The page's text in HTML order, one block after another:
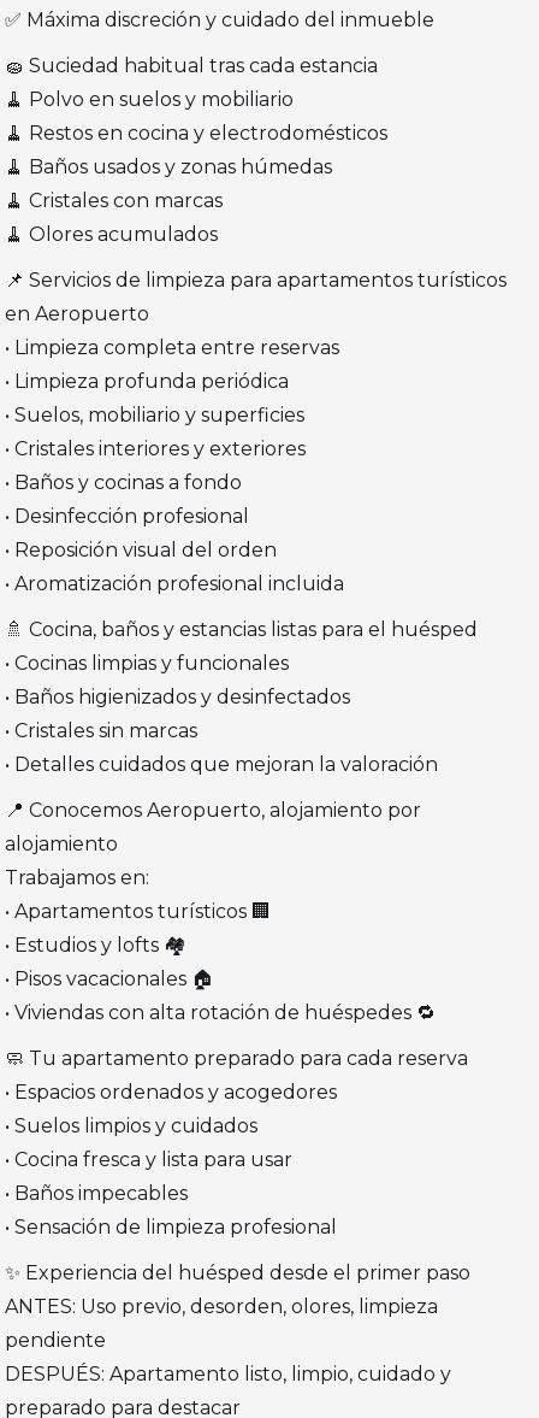
✅ Máxima discreción y cuidado del inmueble
🧽 Suciedad habitual tras cada estancia
🧹 Polvo en suelos y mobiliario
🧹 Restos en cocina y electrodomésticos
🧹 Baños usados y zonas húmedas
🧹 Cristales con marcas
🧹 Olores acumulados
📌 Servicios de limpieza para apartamentos turísticos
en Aeropuerto
• Limpieza completa entre reservas
• Limpieza profunda periódica
• Suelos, mobiliario y superficies
• Cristales interiores y exteriores
• Baños y cocinas a fondo
• Desinfección profesional
• Reposición visual del orden
• Aromatización profesional incluida
🚿 Cocina, baños y estancias listas para el huésped
• Cocinas limpias y funcionales
• Baños higienizados y desinfectados
• Cristales sin marcas
• Detalles cuidados que mejoran la valoración
📍 Conocemos Aeropuerto, alojamiento por
alojamiento
Trabajamos en:
• Apartamentos turísticos 🏢
• Estudios y lofts 🏘️
• Pisos vacacionales 🏠
• Viviendas con alta rotación de huéspedes 🔁
🧼 Tu apartamento preparado para cada reserva
• Espacios ordenados y acogedores
• Suelos limpios y cuidados
• Cocina fresca y lista para usar
• Baños impecables
• Sensación de limpieza profesional
✨ Experiencia del huésped desde el primer paso
ANTES: Uso previo, desorden, olores, limpieza
pendiente
DESPUÉS: Apartamento listo, limpio, cuidado y
preparado para destacar